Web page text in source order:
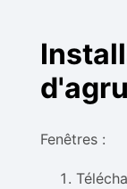
Fenêtres :